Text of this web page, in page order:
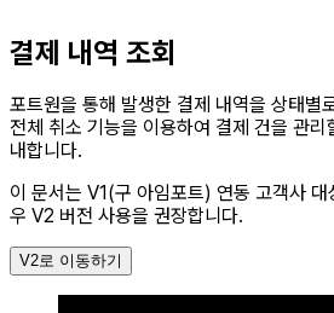
결제 내역 조회
포트원을 통해 발생한 결제 내역을 상태별
전체 취소 기능을 이용하여 결제 건을 관
내합니다.
이 문서는 V1(구 아임포트) 연동 고객사 대
우 V2 버전 사용을 권장합니다.
V2로 이동하기